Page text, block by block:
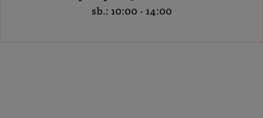
sb.: 10:00 - 14:00